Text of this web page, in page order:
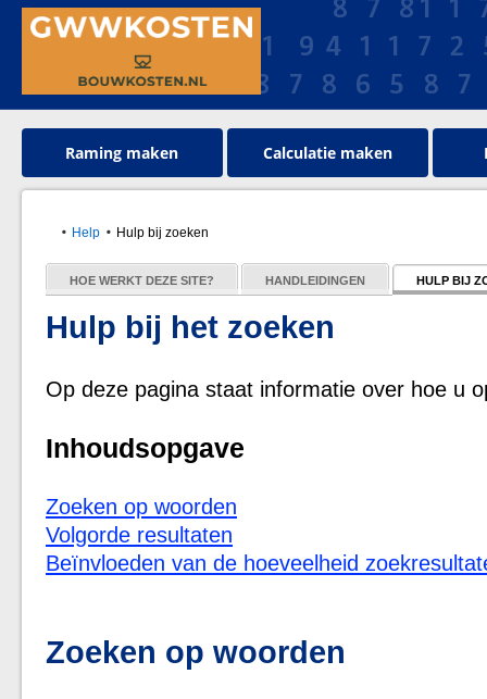
Raming maken Calculatie maken
Help Hulp bij zoeken
HOE WERKT DEZE SITE? HANDLEIDINGEN HULP BIJ
Hulp bij het zoeken
Op deze pagina staat informatie over hoe u
Inhoudsopgave
Zoeken op woorden
Volgorde resultaten
Beïnvloeden van de hoeveelheid
Zoeken op woorden